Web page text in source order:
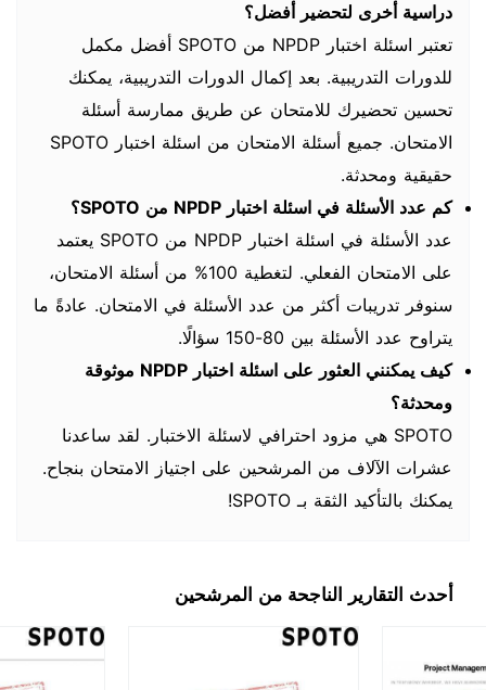
دراسية أخرى لتحضير أفضل؟
تعتبر اسئلة اختبار NPDP من SPOTO أفضل مكمل
للدورات التدريبية. بعد إكمال الدورات التدريبية، يمكنك
تحسين تحضيرك للامتحان عن طريق ممارسة أسئلة
الامتحان. جميع أسئلة الامتحان من اسئلة اختبار SPOTO
حقيقية ومحدثة.
كم عدد الأسئلة في اسئلة اختبار NPDP من SPOTO؟
عدد الأسئلة في اسئلة اختبار NPDP من SPOTO يعتمد
على الامتحان الفعلي. لتغطية 100% من أسئلة الامتحان،
سنوفر تدريبات أكثر من عدد الأسئلة في الامتحان. عادةً ما
يتراوح عدد الأسئلة بين 80-150 سؤالًا.
كيف يمكنني العثور على اسئلة اختبار NPDP موثوقة
ومحدثة؟
SPOTO هي مزود احترافي لاسئلة الاختبار. لقد ساعدنا
عشرات الآلاف من المرشحين على اجتياز الامتحان بنجاح.
يمكنك بالتأكيد الثقة بـ SPOTO!
أحدث التقارير الناجحة من المرشحين